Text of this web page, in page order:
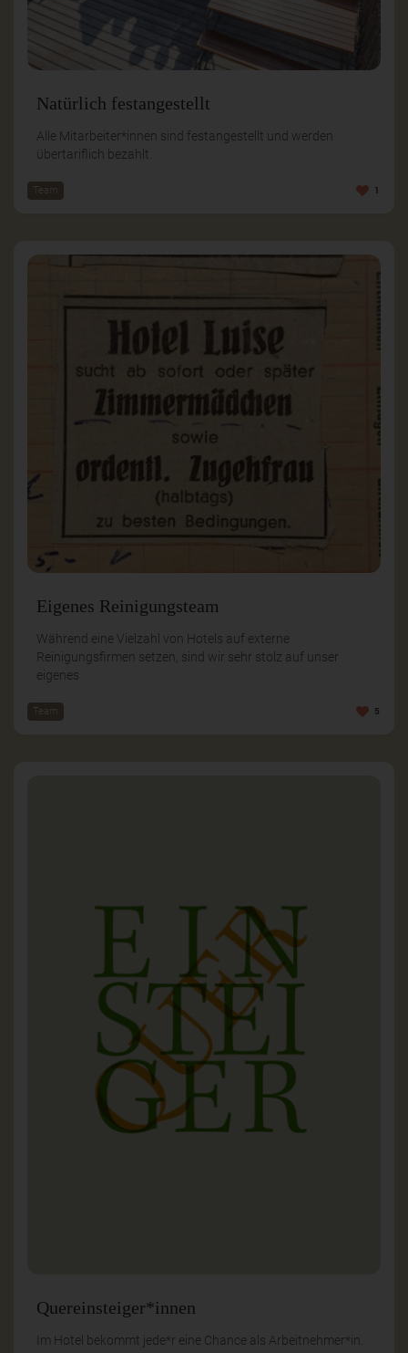
Natürlich festangestellt
Alle Mitarbeiter*innen sind festangestellt und werden
übertariflich bezahlt.
Team 1
Eigenes Reinigungsteam
Während eine Vielzahl von Hotels auf externe
Reinigungsfirmen setzen, sind wir sehr stolz auf unser
eigenes
Team 5
Quereinsteiger*innen
Im Hotel bekommt jede*r eine Chance als Arbeitnehmer*in.